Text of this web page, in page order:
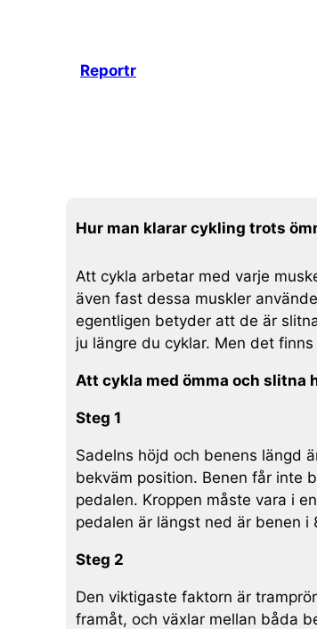
Reportr
Hur man klarar cykling trots
Att cykla arbetar med varje
även fast dessa muskler
egentligen betyder att de är
ju längre du cyklar. Men det
Att cykla med ömma och slitna
Steg 1
Sadelns höjd och benens längd
bekväm position. Benen får inte
pedalen. Kroppen måste vara i
pedalen är längst ned är benen i
Steg 2
Den viktigaste faktorn är
framåt, och växlar mellan båda